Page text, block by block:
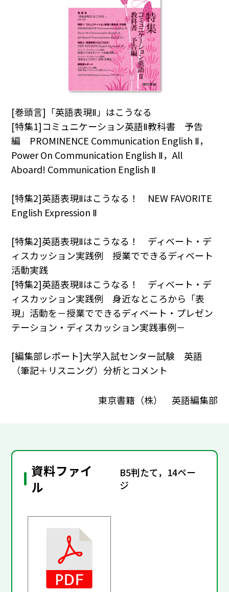
[巻頭言]「英語表現Ⅱ」はこうなる
[特集1]コミュニケーション英語Ⅱ教科書 予告
編 PROMINENCE Communication English Ⅱ，
Power On Communication English Ⅱ，All
Aboard! Communication English Ⅱ
[特集2]英語表現Ⅱはこうなる！ NEW FAVORITE
English Expression Ⅱ
[特集2]英語表現Ⅱはこうなる！ ディベート・デ
ィスカッション実践例 授業でできるディベート
活動実践
[特集2]英語表現Ⅱはこうなる！ ディベート・デ
ィスカッション実践例 身近なところから「表
現」活動を－授業でできるディベート・プレゼン
テーション・ディスカッション実践事例－
[編集部レポート]大学入試センター試験 英語
（筆記＋リスニング）分析とコメント
東京書籍（株） 英語編集部
資料ファイ
ル
B5判たて，14ペー
ジ